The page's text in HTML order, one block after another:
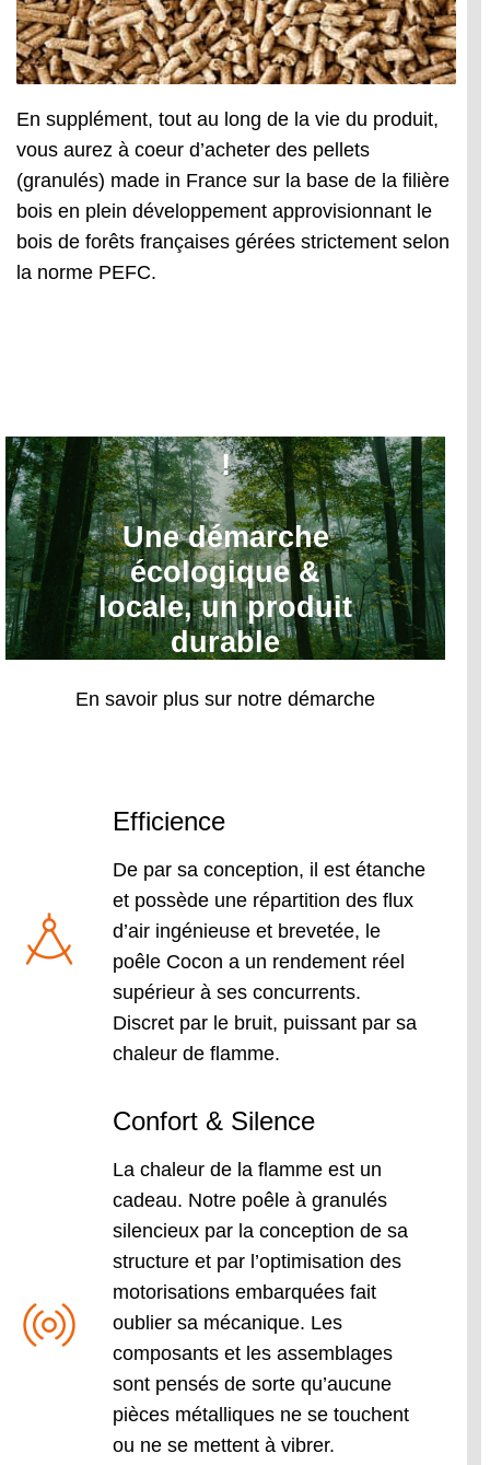
En supplément, tout au long de la vie du produit,
vous aurez à coeur d’acheter des pellets
(granulés) made in France sur la base de la filière
bois en plein développement approvisionnant le
bois de forêts françaises gérées strictement selon
la norme PEFC.
!
Une démarche
écologique &
locale, un produit
durable
En savoir plus sur notre démarche
Efficience
De par sa conception, il est étanche
et possède une répartition des flux
d’air ingénieuse et brevetée, le
poêle Cocon a un rendement réel
supérieur à ses concurrents.
Discret par le bruit, puissant par sa
chaleur de flamme.
Confort & Silence
La chaleur de la flamme est un
cadeau. Notre poêle à granulés
silencieux par la conception de sa
structure et par l’optimisation des
motorisations embarquées fait
oublier sa mécanique. Les
composants et les assemblages
sont pensés de sorte qu’aucune
pièces métalliques ne se touchent
ou ne se mettent à vibrer.